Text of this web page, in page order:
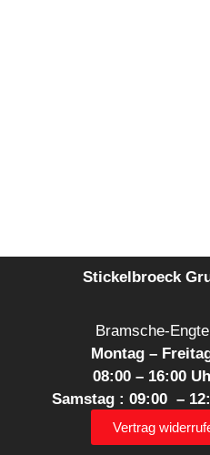
Stickelbroeck
Bramsche-
Montag –
08:00 – 16:00
Samstag : 09:00 –
Vertrag